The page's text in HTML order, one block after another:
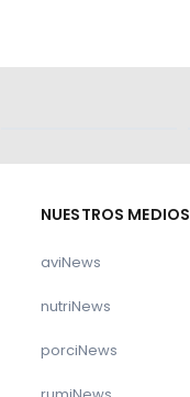
NUESTROS MEDIOS
aviNews
nutriNews
porciNews